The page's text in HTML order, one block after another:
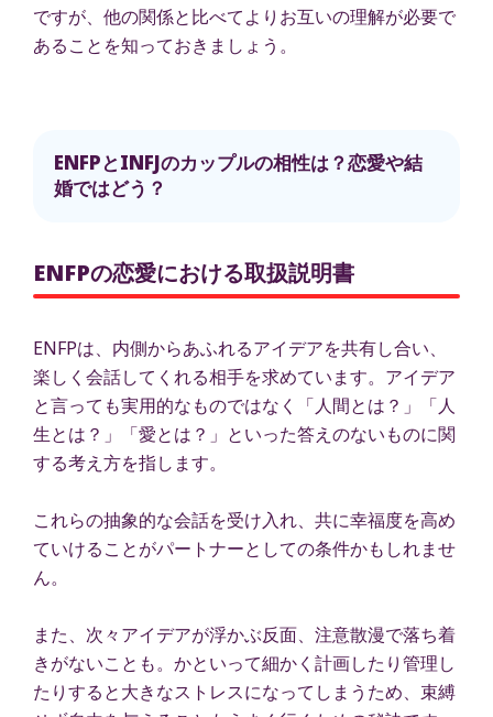
ですが、他の関係と比べてよりお互いの理解が必要で
あることを知っておきましょう。
ENFPとINFJのカップルの相性は？恋愛や結
婚ではどう？
ENFPの恋愛における取扱説明書
ENFPは、内側からあふれるアイデアを共有し合い、
楽しく会話してくれる相手を求めています。アイデア
と言っても実用的なものではなく「人間とは？」「人
生とは？」「愛とは？」といった答えのないものに関
する考え方を指します。
これらの抽象的な会話を受け入れ、共に幸福度を高め
ていけることがパートナーとしての条件かもしれませ
ん。
また、次々アイデアが浮かぶ反面、注意散漫で落ち着
きがないことも。かといって細かく計画したり管理し
たりすると大きなストレスになってしまうため、束縛